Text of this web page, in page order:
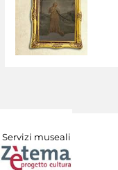
Servizi museali